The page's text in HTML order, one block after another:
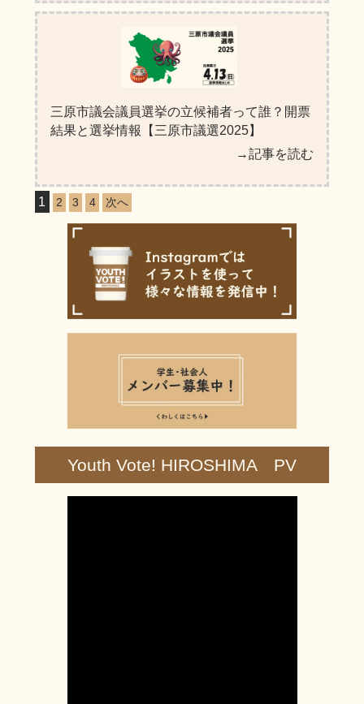
三原市議会議員選挙の立候補者って誰？開票
結果と選挙情報【三原市議選2025】
→記事を読む
ペ
1 2 3 4 次へ
Youth Vote! HIROSHIMA PV